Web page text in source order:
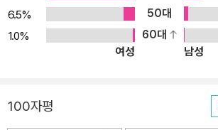
교 갔다 돌아와 / 심심해서 게임하고 학원 갔다 집에 와 / 배고파 밥
찾아 먹고 졸려서 이불 폈지만 / 엄마는 오지 않고 요즘 많은 아이들
의 하루가 이러지 않을까요? 야단맞기 싫어 마
나 하고 학원에 다녀와선 혼자 찬밥을 찾아 먹
도 엄마는 오지 않는 이 따분한 하루, 외로운
6.5%
50대
1.0%
60대
여성
남성
100자평